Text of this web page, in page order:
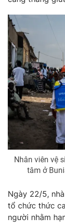
Email:
Liên hệ quảng
® Cấm sao chép
thông tin từ
Nhân viên vệ
tâm ở
Ngày 22/5,
tổ chức thức
người nhằm